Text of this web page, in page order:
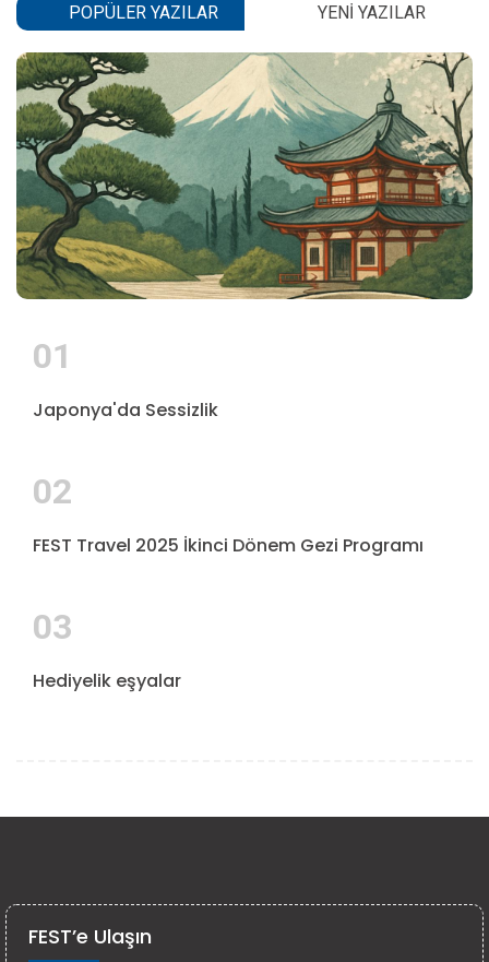
POPÜLER YAZILAR YENI YAZILAR
01
Japonya'da Sessizlik
02
FEST Travel 2025 İkinci Dönem Gezi Programı
03
Hediyelik eşyalar
FEST’e Ulaşın